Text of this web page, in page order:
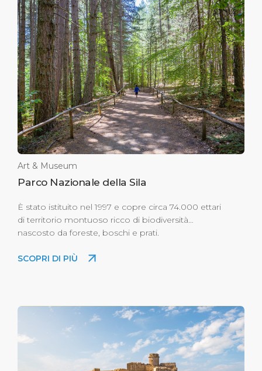
Art & Museum
Parco Nazionale della Sila
È stato istituito nel 1997 e copre circa 74.000 ettari
di territorio montuoso ricco di biodiversità
nascosto da foreste, boschi e prati.
SCOPRI DI PIÙ